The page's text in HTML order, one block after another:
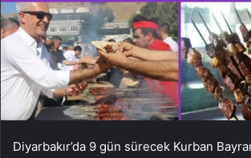
Diyarbakır’da 9 gün sürecek Kurban